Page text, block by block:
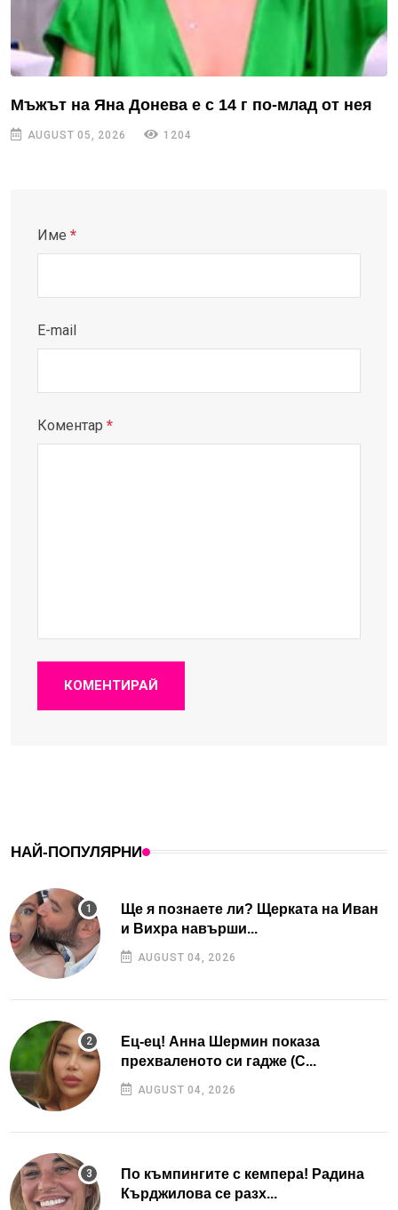
Мъжът на Яна Донева е с 14 г по-млад от нея
AUGUST 05, 2026 1204
Име *
E-mail
Коментар *
КОМЕНТИРАЙ
НАЙ-ПОПУЛЯРНИ
Ще я познаете ли? Щерката на Иван
и Вихра навърши...
AUGUST 04, 2026
Ец-ец! Анна Шермин показа
прехваленото си гадже (С...
AUGUST 04, 2026
По къмпингите с кемпера! Радина
Кърджилова се разх...